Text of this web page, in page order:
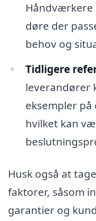
Håndværkere
døre der
behov og
Tidligere
leverandører
eksempler
hvilket kan
Husk også at
faktorer, såsom
garantier og